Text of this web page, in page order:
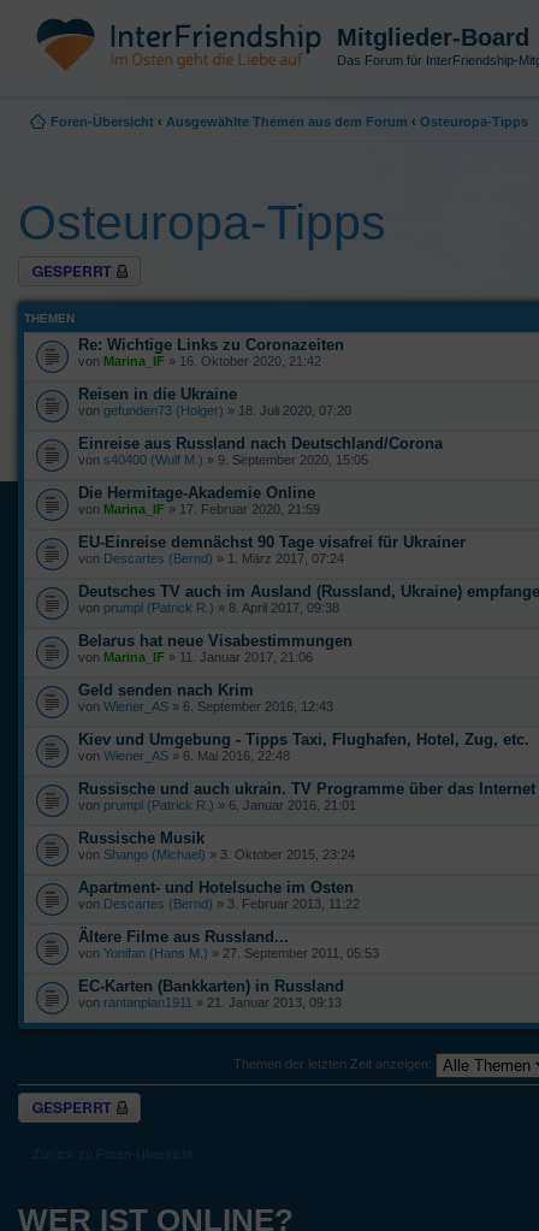
Mitglieder-Board
Das Forum für InterFriendship-
Foren-Übersicht ‹ Ausgewählte Themen aus dem Forum ‹ Osteuropa-Tipps
Osteuropa-Tipps
Forum gesperrt
THEMEN
Re: Wichtige Links zu Coronazeiten
von Marina_IF » 16. Oktober 2020, 21:42
Reisen in die Ukraine
von gefunden73 (Holger) » 18. Juli 2020, 07:20
Einreise aus Russland nach Deutschland/Corona
von s40400 (Wulf M.) » 9. September 2020, 15:05
Die Hermitage-Akademie Online
von Marina_IF » 17. Februar 2020, 21:59
EU-Einreise demnächst 90 Tage visafrei für Ukrainer
von Descartes (Bernd) » 1. März 2017, 07:24
Deutsches TV auch im Ausland (Russland, Ukraine)
von prumpl (Patrick R.) » 8. April 2017, 09:38
Belarus hat neue Visabestimmungen
von Marina_IF » 11. Januar 2017, 21:06
Geld senden nach Krim
von Wiener_AS » 6. September 2016, 12:43
Kiev und Umgebung - Tipps Taxi, Flughafen, Hotel, Zug, etc.
von Wiener_AS » 6. Mai 2016, 22:48
Russische und auch ukrain. TV Programme über das Internet
von prumpl (Patrick R.) » 6. Januar 2016, 21:01
Russische Musik
von Shango (Michael) » 3. Oktober 2015, 23:24
Apartment- und Hotelsuche im Osten
von Descartes (Bernd) » 3. Februar 2013, 11:22
Ältere Filme aus Russland...
von Yonifan (Hans M.) » 27. September 2011, 05:53
EC-Karten (Bankkarten) in Russland
von rantanplan1911 » 21. Januar 2013, 09:13
Themen der letzten Zeit anzeigen:
Forum gesperrt
Zurück zu Foren-Übersicht
WER IST ONLINE?